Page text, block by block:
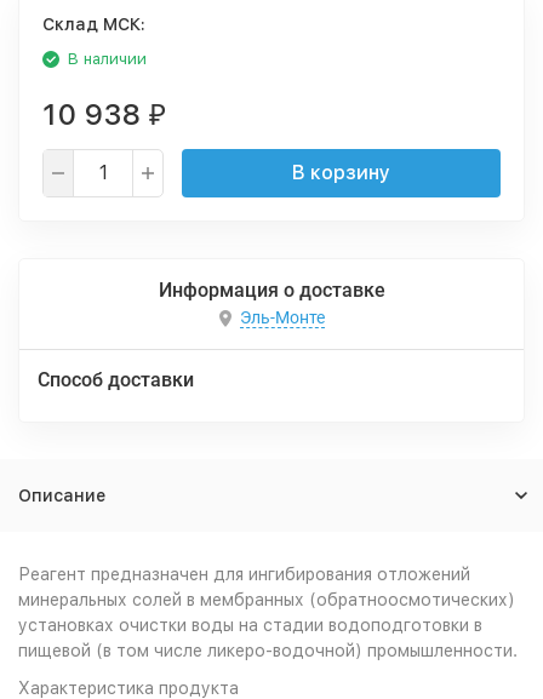
Cклад МСК:
В наличии
10 938 ₽
В корзину
Информация о доставке
Эль-Монте
Способ доставки
Описание
Реагент предназначен для ингибирования отложений
минеральных солей в мембранных (обратноосмотических)
установках очистки воды на стадии водоподготовки в
пищевой (в том числе ликеро-водочной) промышленности.
Характеристика продукта